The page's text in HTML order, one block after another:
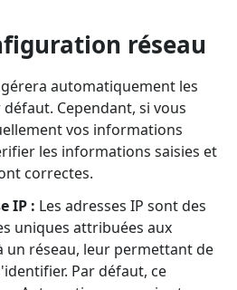
réseau
automatiquement les
Cependant, si vous
vos informations
les informations saisies et
correctes.
IP : Les adresses IP sont des
uniques attribuées aux
un réseau, leur permettant de
Par défaut, ce